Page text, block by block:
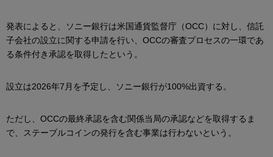
発表によると、ソニー銀行は米国通貨監督庁（OCC）に対し、信託
子会社の設立に関する申請を行い、OCCの審査プロセスの一環であ
る条件付き承認を取得したという。
設立は2026年7月を予定し、ソニー銀行が100%出資する。
ただし、OCCの最終承認を含む関係当局の承認などを取得するま
で、ステーブルコインの発行を含む事業は行わないという。